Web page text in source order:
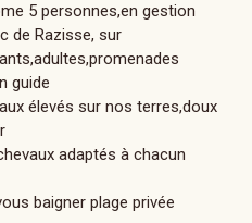
5 personnes,en gestion
de Razisse, sur
guide
élevés sur nos terres,doux
adaptés à chacun
baigner plage privée